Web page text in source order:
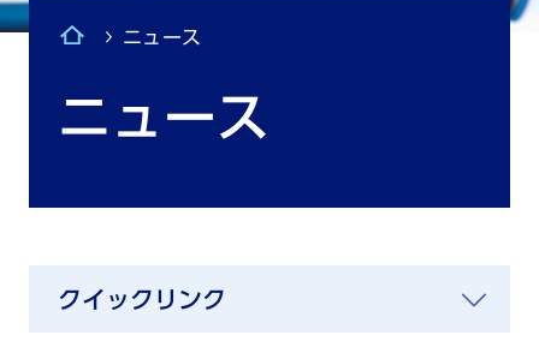
ニュース
ニュース
クイックリンク